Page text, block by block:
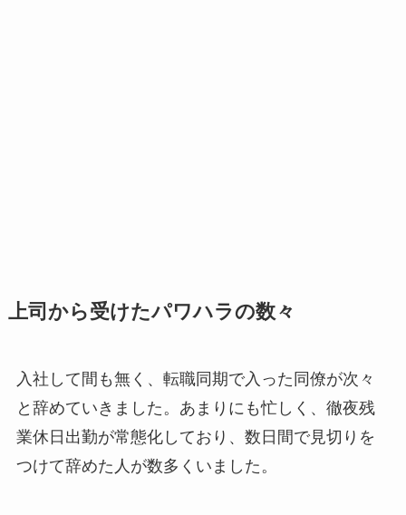
上司から受けたパワハラの数々
入社して間も無く、転職同期で入った同僚が次々
と辞めていきました。あまりにも忙しく、徹夜残
業休日出勤が常態化しており、数日間で見切りを
つけて辞めた人が数多くいました。